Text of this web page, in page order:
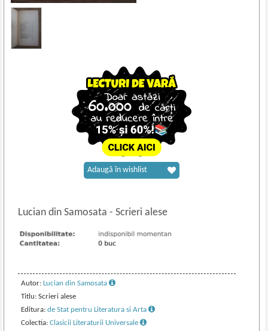
Lucian din Samosata- Scrieri alese
Autor:Lucian din Samosata
Titlu: Scrieri alese
Editura:de Stat pentru Literatura si Arta
Colectia:Clasicii Literaturii Universale
Adaugă în wishlist